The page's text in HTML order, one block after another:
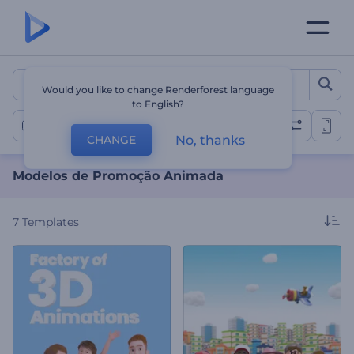
Modelos de Promoção
Promoções Animadas
Modelos de Promoção Animada
7 Templates
Would you like to change Renderforest language
to English?
CHANGE No, thanks